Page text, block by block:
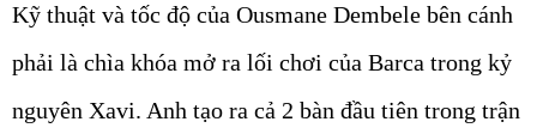
Kỹ thuật và tốc độ của Ousmane Dembele bên cánh
phải là chìa khóa mở ra lối chơi của Barca trong kỷ
nguyên Xavi. Anh tạo ra cả 2 bàn đầu tiên trong trận